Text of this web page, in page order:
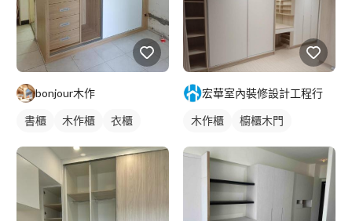
bonjour木作
書櫃 木作櫃 衣櫃
宏華室內裝修設計工程行
木作櫃 櫥櫃木門